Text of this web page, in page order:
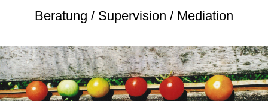
Beratung / Supervision / Mediation